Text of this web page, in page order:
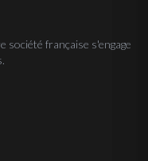
société française s'engage